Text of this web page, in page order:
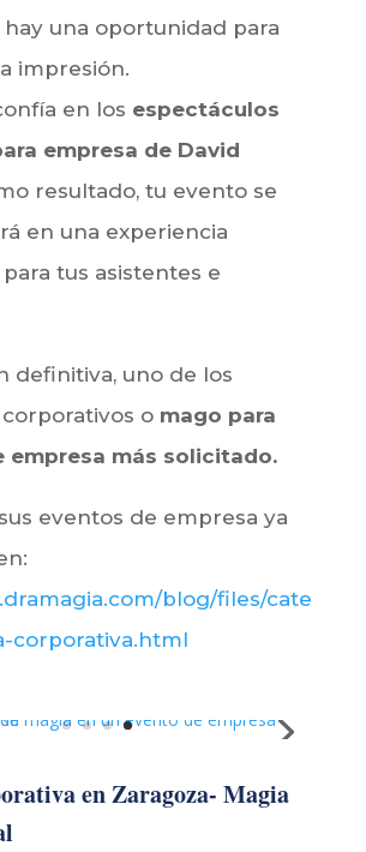
hay una oportunidad para
impresión.
en los espectáculos
empresa de David
resultado, tu evento se
en una experiencia
tus asistentes e
definitiva, uno de los
o mago para
empresa más solicitado.
eventos de empresa ya
blog/files/cate
corporativa.html